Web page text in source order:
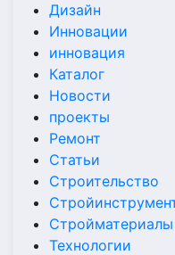
Дизайн
Инновации
инновация
Каталог
Новости
проекты
Ремонт
Статьи
Строительство
Стройматериалы
Технологии